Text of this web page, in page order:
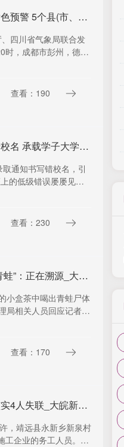
在线炒股融资 四川发布今年首个山洪灾害黄色预警 5个县(市、区)需特别注意
四川省气象局联合发
时，成都市彭州，德阳
查看：190
在线炒股融资 及时语｜高校录取通知书写错校名 承载学子大学梦的“通行证”不该有半点差错_大皖新闻 | 安徽网
通知书写错校名，引
的低级错误屡屡见诸
查看：230
在线炒股融资 市监部门回应“奈雪的茶喝出青蛙”：正在溯源_大皖新闻 | 安徽网
小盒茶中喝出青蛙尸体
局相关人员回应记者
查看：170
在线炒股融资 甘肃靖远县发生山洪，初步核实4人失联_大皖新闻 | 安徽网
，靖远县永新乡新泉村
工企业的务工人员。山